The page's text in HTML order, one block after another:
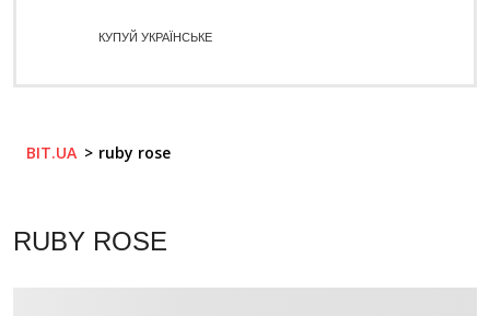
КУПУЙ УКРАЇНСЬКЕ
BIT.UA ruby rose
RUBY ROSE